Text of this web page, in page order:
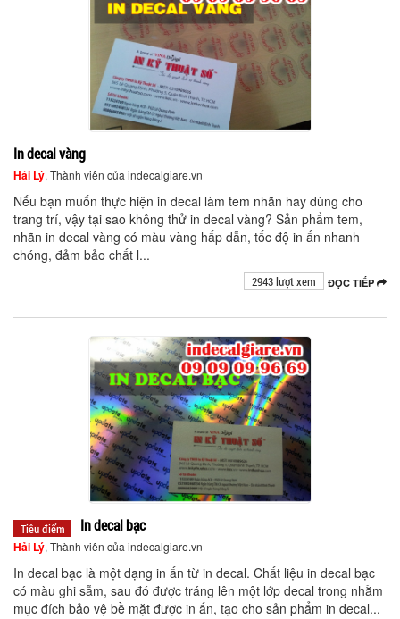
In decal vàng
Hải Lý, Thành viên của indecalgiare.vn
Nếu bạn muốn thực hiện in decal làm tem nhãn hay dùng cho
trang trí, vậy tại sao không thử in decal vàng? Sản phẩm tem,
nhãn in decal vàng có màu vàng hấp dẫn, tốc độ in ấn nhanh
chóng, đảm bảo chất l...
ĐỌC TIẾP
2943 lượt xem
Tiêu điểm In decal bạc
Hải Lý, Thành viên của indecalgiare.vn
In decal bạc là một dạng in ấn từ in decal. Chất liệu in decal bạc
có màu ghi sẫm, sau đó được tráng lên một lớp decal trong nhằm
mục đích bảo vệ bề mặt được in ấn, tạo cho sản phẩm in decal...